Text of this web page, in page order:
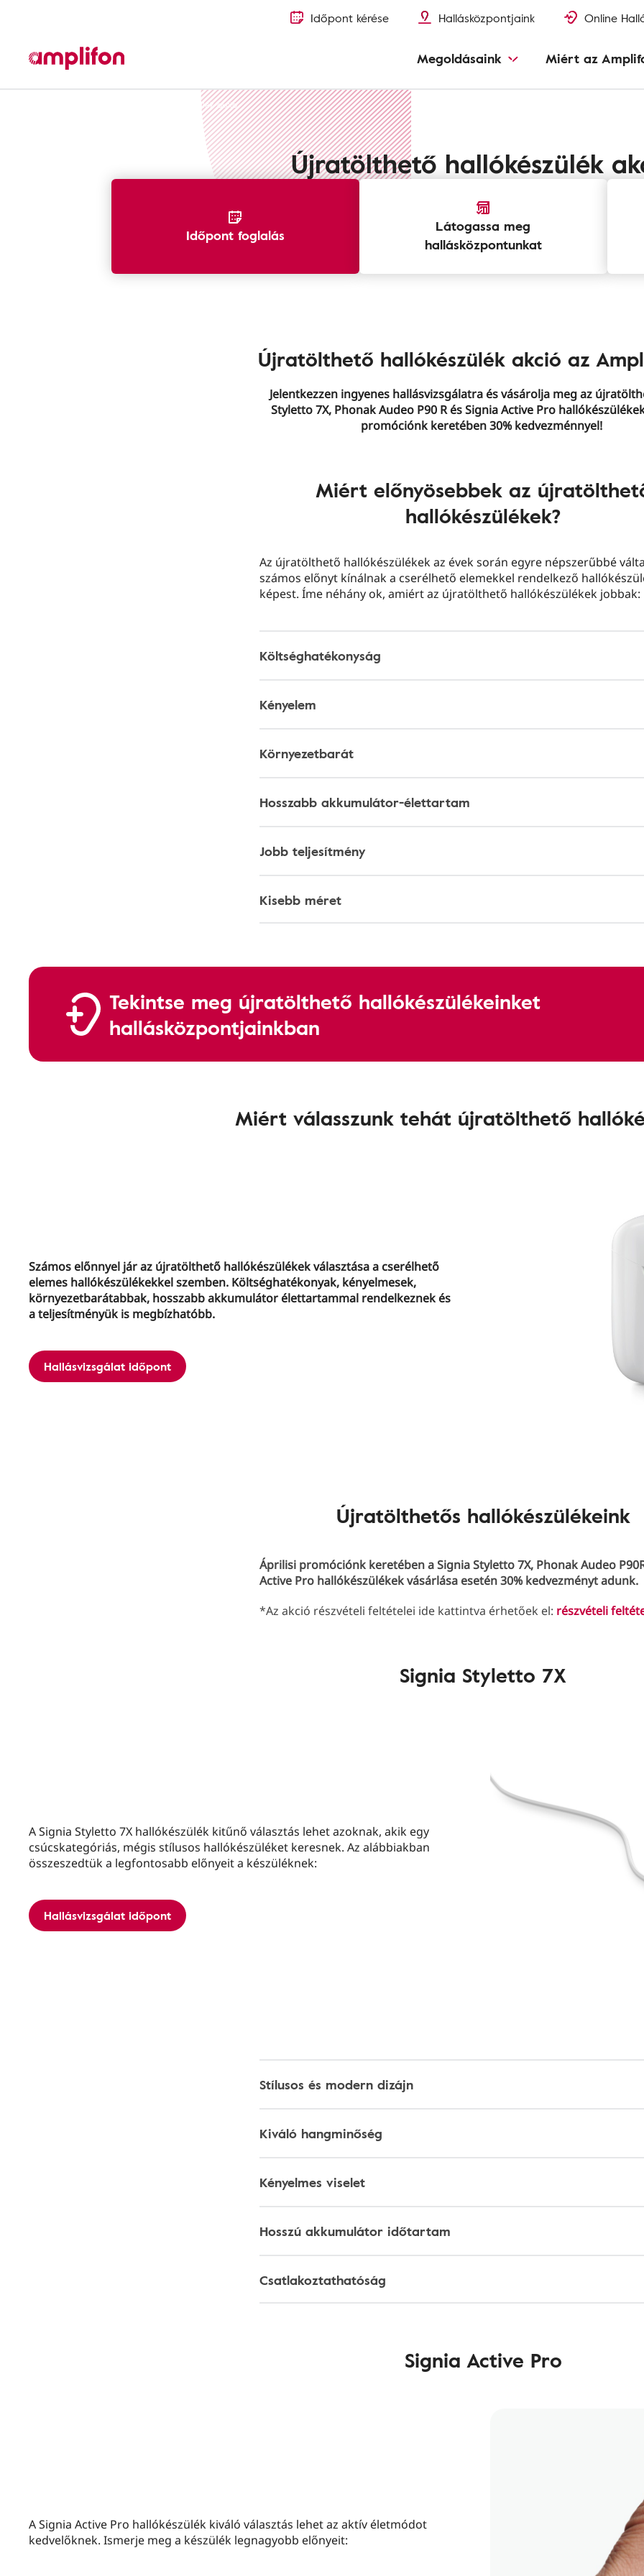
Időpont kérése Hallásközpontjaink Online
Megoldásaink Miért az
ujratoltheto-hallokeszulek-akcio
Újratölthető hallókészülék
Időpont foglalás
Látogassa meg
hallásközpontunkat
Újratölthető hallókészülék akció az
Jelentkezzen ingyenes hallásvizsgálatra és vásárolja meg az
Styletto 7X, Phonak Audeo P90 R és Signia Active Pro
promóciónk keretében 30% kedvezménnyel!
Miért előnyösebbek az
hallókészülékek?
Az újratölthető hallókészülékek az évek során egyre népszerűbbé
számos előnyt kínálnak a cserélhető elemekkel rendelkező
képest. Íme néhány ok, amiért az újratölthető hallókészülékek jobbak:
Költséghatékonyság
Kényelem
Környezetbarát
Hosszabb akkumulátor-élettartam
Jobb teljesítmény
Kisebb méret
Tekintse meg újratölthető hallókészülékeinket
hallásközpontjainkban
Miért válasszunk tehát újratölthető
Számos előnnyel jár az újratölthető hallókészülékek választása a cserélhető
elemes hallókészülékekkel szemben. Költséghatékonyak, kényelmesek,
környezetbarátabbak, hosszabb akkumulátor élettartammal rendelkeznek és
a teljesítményük is megbízhatóbb.
Hallásvizsgálat időpont
Újratölthetős hallókészülékeink
Áprilisi promóciónk keretében a Signia Styletto 7X, Phonak Audeo
Active Pro hallókészülékek vásárlása esetén 30% kedvezményt adunk.
*Az akció részvételi feltételei ide kattintva érhetőek el: részvételi
Signia Styletto 7X
A Signia Styletto 7X hallókészülék kitűnő választás lehet azoknak, akik egy
csúcskategóriás, mégis stílusos hallókészüléket keresnek. Az alábbiakban
összeszedtük a legfontosabb előnyeit a készüléknek:
Hallásvizsgálat időpont
Stílusos és modern dizájn
Kiváló hangminőség
Kényelmes viselet
Hosszú akkumulátor időtartam
Csatlakoztathatóság
Signia Active Pro
A Signia Active Pro hallókészülék kiváló választás lehet az aktív életmódot
kedvelőknek. Ismerje meg a készülék legnagyobb előnyeit: